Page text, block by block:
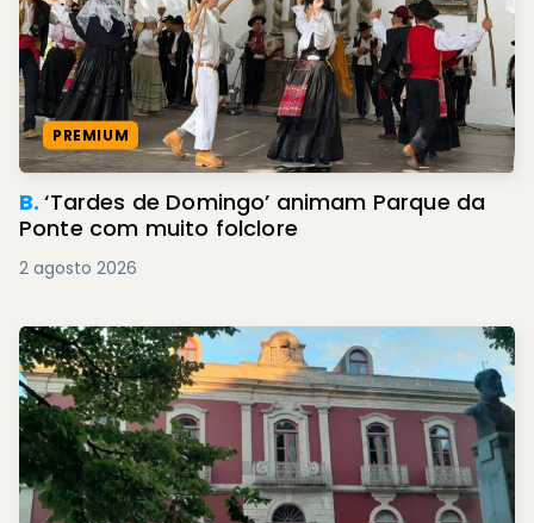
PREMIUM
B.‘Tardes de Domingo’ animam Parque da
Ponte com muito folclore
2 agosto 2026